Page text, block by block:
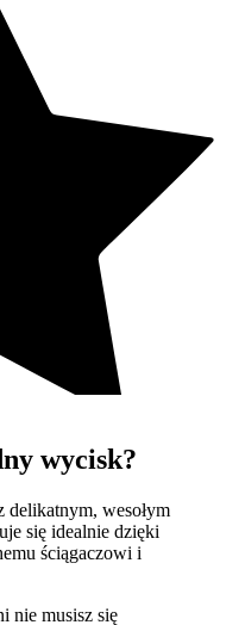
wycisk?
wesołym
się idealnie dzięki
ściągaczowi i
nie musisz się